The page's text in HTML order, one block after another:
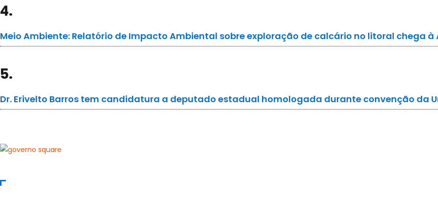
4.
Meio Ambiente: Relatório de Impacto Ambiental sobre exploração de calcário no litoral chega à
5.
Dr. Erivelto Barros tem candidatura a deputado estadual homologada durante convenção da